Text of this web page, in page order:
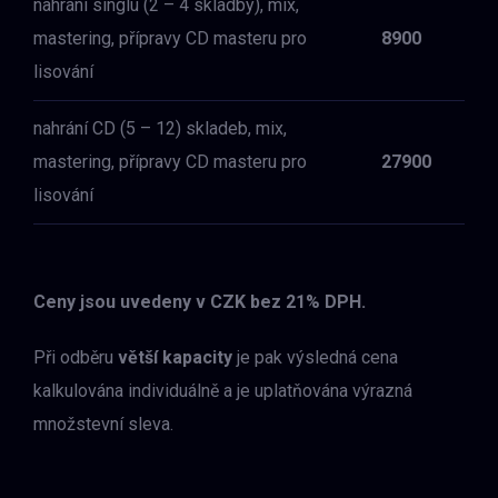
nahrání singlu (2 – 4 skladby), mix,
mastering, přípravy CD masteru pro
lisování
8900
nahrání CD (5 – 12) skladeb, mix,
mastering, přípravy CD masteru pro
lisování
27900
Ceny jsou uvedeny v CZK bez 21% DPH.
Při odběru větší kapacity je pak výsledná cena
kalkulována individuálně a je uplatňována výrazná
množstevní sleva.